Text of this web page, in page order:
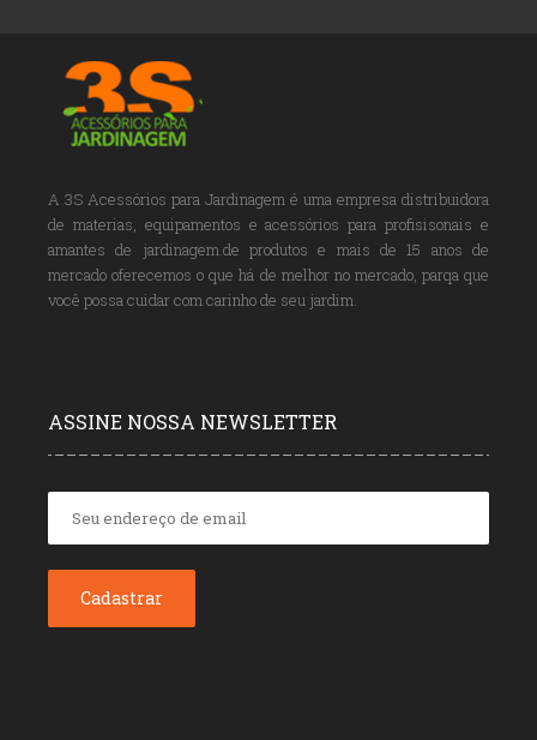
A 3S Acessórios para Jardinagem é uma empresa distribuidora
de materias, equipamentos e acessórios para profisisonais e
amantes de jardinagem.de produtos e mais de 15 anos de
mercado oferecemos o que há de melhor no mercado, parqa que
você possa cuidar com carinho de seu jardim.
ASSINE NOSSA NEWSLETTER